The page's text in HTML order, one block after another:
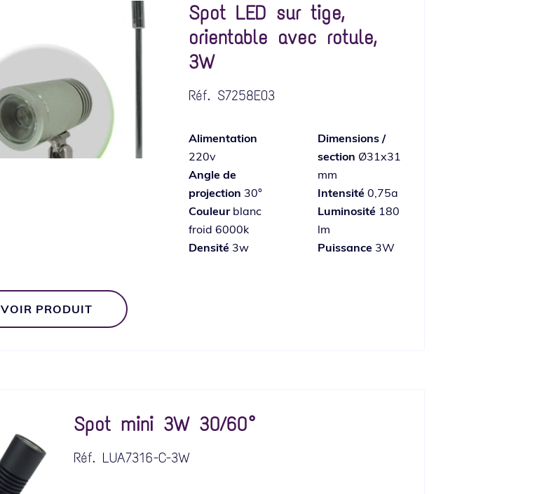
Spot LED sur tige,
orientable avec rotule,
3W
Réf. S7258E03
Alimentation
220v
Angle de
projection 30°
Couleurblanc
froid 6000k
Densité 3w
Dimensions /
section Ø31x31
mm
Intensité 0,75a
Luminosité 180
lm
Puissance 3W
VOIR PRODUIT
Spot mini 3W 30/60°
Réf. LUA7316-C-3W